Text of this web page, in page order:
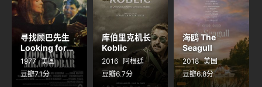
寻找顾巴先生
Looking for
Mr. Goodbar
1977 美国
豆瓣7.1分
库伯里克机长
Koblic
2016
阿根廷
豆瓣6.7分
海鸥 The
Seagull
2018 美国
豆瓣6.8分